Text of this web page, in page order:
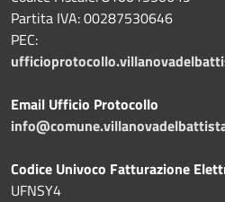
Partita IVA: 00287530646
PEC:
Email Ufficio Protocollo
Codice Univoco Fatturazione
UFNSY4